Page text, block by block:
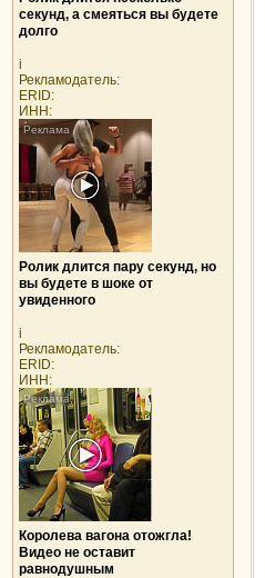
секунд, а смеяться вы будете
долго
i
Рекламодатель:
ERID:
ИНН:
Ролик длится пару секунд, но
вы будете в шоке от
увиденного
i
Рекламодатель:
ERID:
ИНН:
Королева вагона отожгла!
Видео не оставит
равнодушным